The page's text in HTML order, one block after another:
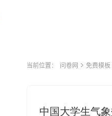
当前位置： 问卷网 免费模板